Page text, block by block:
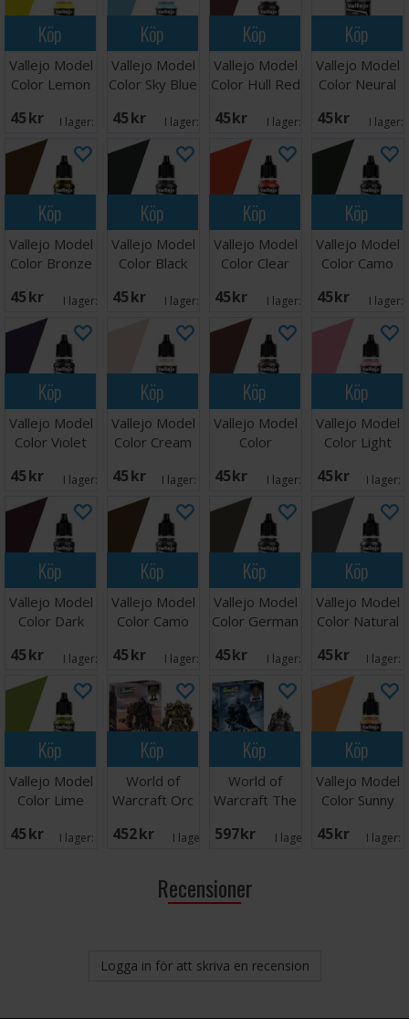
Köp
Vallejo Model
Color Lemon
45 SEK I lager:
Köp
Vallejo Model
Color Sky Blue
45 SEK I lager:
Köp
Vallejo Model
Color Hull Red
45 SEK I lager:
Köp
Vallejo Model
Color Neural
45 SEK I lager:
Köp
Vallejo Model
Color Bronze
45 SEK I lager:
Köp
Vallejo Model
Color Black
45 SEK I lager:
Köp
Vallejo Model
Color Clear
45 SEK I lager:
Köp
Vallejo Model
Color Camo
45 SEK I lager:
Köp
Vallejo Model
Color Violet
45 SEK I lager:
Köp
Vallejo Model
Color Cream
45 SEK I lager:
Köp
Vallejo Model
Color
Brown
45 SEK I lager:
Köp
Vallejo Model
Color Light
45 SEK I lager:
Köp
Vallejo Model
Color Dark
45 SEK I lager:
Köp
Vallejo Model
Color Camo
45 SEK I lager:
Köp
Vallejo Model
Color German
45 SEK I lager:
Köp
Vallejo Model
Color Natural
45 SEK I lager:
Köp
Vallejo Model
Color Lime
45 SEK I lager:
Köp
World of
Warcraft Orc
452 SEK I lager: 1
Köp
World of
Warcraft The
597 SEK I lager: 2
Köp
Vallejo Model
Color Sunny
45 SEK I lager:
Recensioner
Logga in för att skriva en recension